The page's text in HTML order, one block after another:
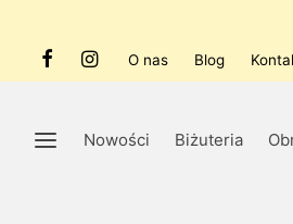
O nas Blog
Nowości Biżuteria